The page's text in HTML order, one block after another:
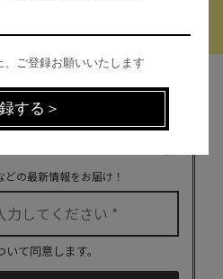
MAGAZINE
の最新情報をお届け！
いて同意します。
、ご登録お願いいたします